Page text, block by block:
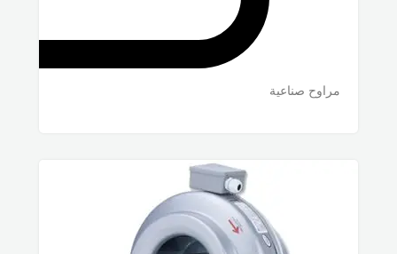
مراوح صناعية